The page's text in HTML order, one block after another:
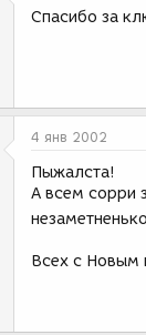
Спасибо за
4 янв 2002
Пыжалста!
А всем сорри
незаметненько
Всех с Новым